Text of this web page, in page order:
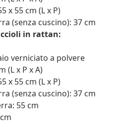
x 55 cm (L x P)
(senza cuscino): 37 cm
in rattan:
verniciato a polvere
(L x P x A)
x 55 cm (L x P)
(senza cuscino): 37 cm
55 cm